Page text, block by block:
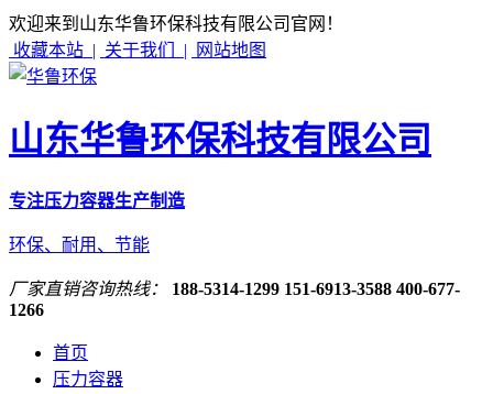
欢迎来到山东华鲁环保科技有限公司官网！
收藏本站 | 关于我们 | 网站地图
山东华鲁环保科技有限公司
专注压力容器生产制造
环保、耐用、节能
厂家直销咨询热线： 188-5314-1299 151-6913-3588 400-677-
1266
首页
压力容器